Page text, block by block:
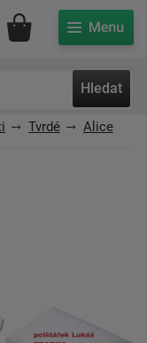
Hledat
Můj účet
Tvrdé Alice